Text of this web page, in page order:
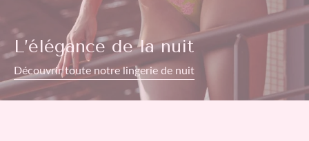
L’élégance de la nuit
Découvrir toute notre lingerie de nuit